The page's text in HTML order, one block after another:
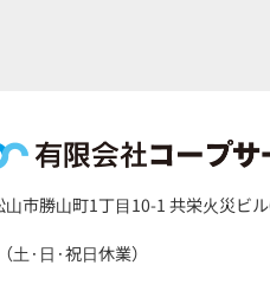
⼭市勝⼭町1丁⽬10-1 共栄⽕災ビ
⼟·⽇·祝⽇休業）